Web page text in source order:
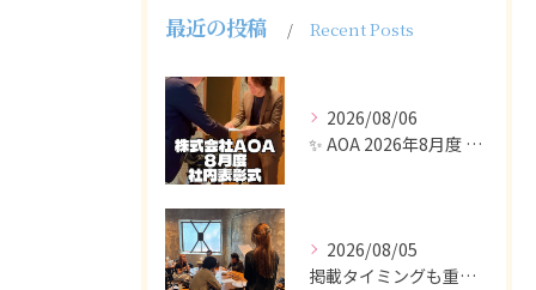
最近の投稿 Recent Posts
2026/08/06
✨ AOA 2026年8月度 表彰式レポート ✨
2026/08/05
掲載タイミングも重要で、業界動向や求職者の活動時期に合わせて...